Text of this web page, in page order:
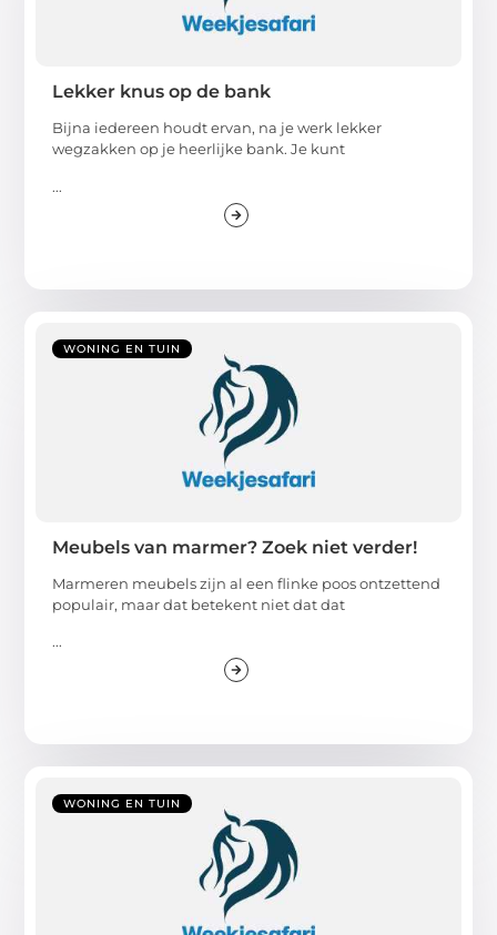
Lekker knus op de bank
Bijna iedereen houdt ervan, na je werk lekker
wegzakken op je heerlijke bank. Je kunt
...
WONING EN TUIN
Meubels van marmer? Zoek niet verder!
Marmeren meubels zijn al een flinke poos ontzettend
populair, maar dat betekent niet dat dat
...
WONING EN TUIN